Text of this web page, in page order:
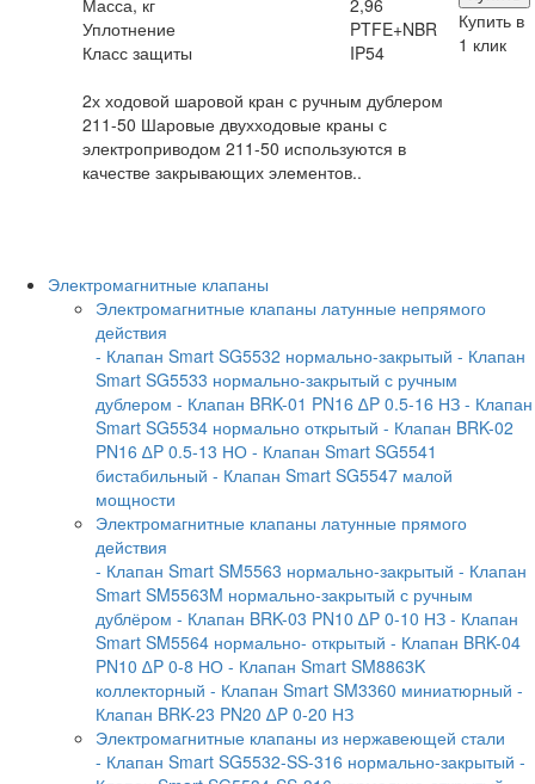
Масса, кг
2,96
Уплотнение
PTFE+NBR
Класс защиты
IP54
2х ходовой шаровой кран с ручным дублером
211-50 Шаровые двухходовые краны с
электроприводом 211-50 используются в
качестве закрывающих элементов..
Купить в
1 клик
Электромагнитные клапаны
Электромагнитные клапаны латунные непрямого
действия
- Клапан Smart SG5532 нормально-закрытый - Клапан
Smart SG5533 нормально-закрытый с ручным
дублером - Клапан BRK-01 PN16 ∆P 0.5-16 НЗ - Клапан
Smart SG5534 нормально открытый - Клапан BRK-02
PN16 ∆P 0.5-13 НО - Клапан Smart SG5541
бистабильный - Клапан Smart SG5547 малой
мощности
Электромагнитные клапаны латунные прямого
действия
- Клапан Smart SM5563 нормально-закрытый - Клапан
Smart SM5563M нормально-закрытый с ручным
дублёром - Клапан BRK-03 PN10 ∆P 0-10 НЗ - Клапан
Smart SM5564 нормально- открытый - Клапан BRK-04
PN10 ∆P 0-8 НО - Клапан Smart SM8863K
коллекторный - Клапан Smart SM3360 миниатюрный -
Клапан BRK-23 PN20 ∆P 0-20 НЗ
Электромагнитные клапаны из нержавеющей стали
- Клапан Smart SG5532-SS-316 нормально-закрытый -